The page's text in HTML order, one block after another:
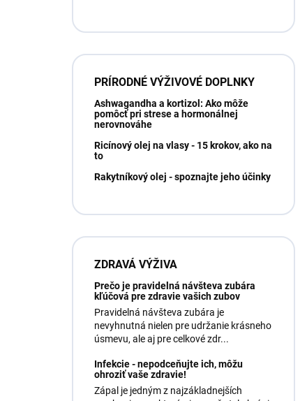
PRÍRODNÉ VÝŽIVOVÉ DOPLNKY
Ashwagandha a kortizol: Ako môže
pomôcť pri strese a hormonálnej
nerovnováhe
Ricínový olej na vlasy - 15 krokov, ako na
to
Rakytníkový olej - spoznajte jeho účinky
ZDRAVÁ VÝŽIVA
Prečo je pravidelná návšteva zubára
kľúčová pre zdravie vašich zubov
Pravidelná návšteva zubára je
nevyhnutná nielen pre udržanie krásneho
úsmevu, ale aj pre celkové zdr...
Infekcie - nepodceňujte ich, môžu
ohroziť vaše zdravie!
Zápal je jedným z najzákladnejších